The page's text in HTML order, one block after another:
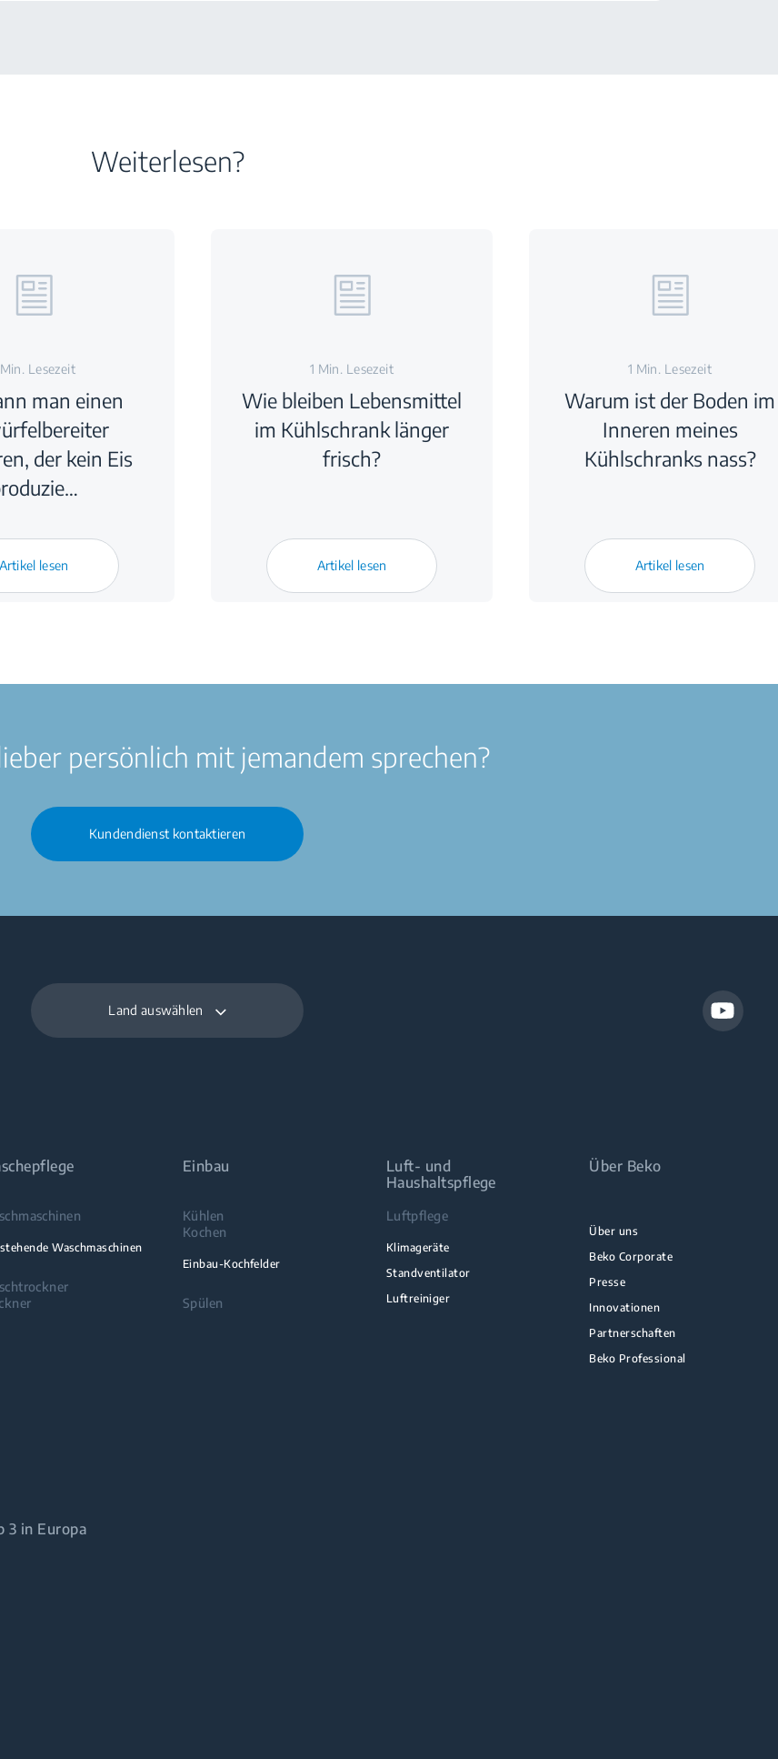
Weiterlesen?
Lesezeit
man einen
der kein Eis
Artikel lesen
1 Min. Lesezeit
Wie bleiben Lebensmittel
im Kühlschrank länger
frisch?
Artikel lesen
1 Min. Lesezeit
Warum ist der Boden im
Inneren meines
Kühlschranks nass?
Artikel lesen
persönlich mit jemandem sprechen?
Kundendienst kontaktieren
Land auswählen
Waschmaschinen
Einbau
Kühlen
Kochen
Einbau-Kochfelder
Spülen
Luft- und
Haushaltspflege
Luftpflege
Klimageräte
Standventilator
Luftreiniger
Über Beko
Über uns
Beko Corporate
Presse
Innovationen
Partnerschaften
Beko Professional
3 in Europa